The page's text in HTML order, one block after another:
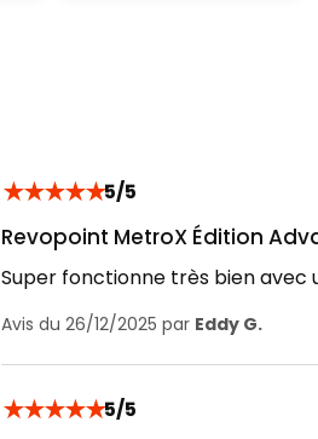
★★★★★5/5
Revopoint MetroX Édition
Super fonctionne très bien avec
Avis du 26/12/2025 par Eddy G.
★★★★★5/5